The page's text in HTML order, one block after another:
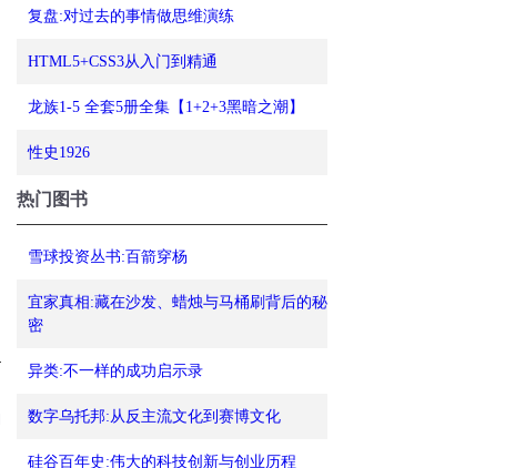
复盘:对过去的事情做思维演练
HTML5+CSS3从入门到精通
龙族1-5 全套5册全集【1+2+3黑暗之潮】
性史1926
热门图书
雪球投资丛书:百箭穿杨
宜家真相:藏在沙发、蜡烛与马桶刷背后的秘
密
异类:不一样的成功启示录
数字乌托邦:从反主流文化到赛博文化
硅谷百年史:伟大的科技创新与创业历程